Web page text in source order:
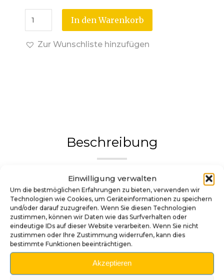
Einwilligung verwalten
Um die bestmöglichen Erfahrungen zu bieten, verwenden wir
Technologien wie Cookies, um Geräteinformationen zu speichern
und/oder darauf zuzugreifen. Wenn Sie diesen Technologien
zustimmen, können wir Daten wie das Surfverhalten oder
eindeutige IDs auf dieser Website verarbeiten. Wenn Sie nicht
zustimmen oder Ihre Zustimmung widerrufen, kann dies
bestimmte Funktionen beeinträchtigen.
Akzeptieren
In den Warenkorb
Zur Wunschliste hinzufügen
Beschreibung
Tron Shooter-Griff – Die
digitale Welt in Ihren
Händen
Verleihen Sie IhremTron-Flipper eine neue Dimension
mit diesem 3D Shooter-Griff in Form eines
, inspiriert vom Kultfilm und seiner
Flipperadaption. Dieser futuristische Griff fängt das